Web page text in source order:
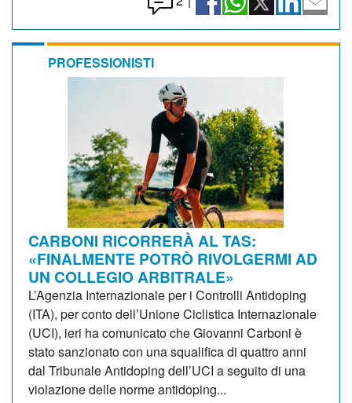
PROFESSIONISTI
CARBONI RICORRERÀ AL TAS:
«FINALMENTE POTRÒ RIVOLGERMI AD
UN COLLEGIO ARBITRALE»
L’Agenzia Internazionale per i Controlli Antidoping
(ITA), per conto dell’Unione Ciclistica Internazionale
(UCI), ieri ha comunicato che Giovanni Carboni è
stato sanzionato con una squalifica di quattro anni
dal Tribunale Antidoping dell’UCI a seguito di una
violazione delle norme antidoping...